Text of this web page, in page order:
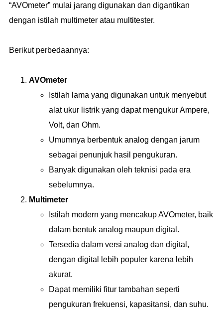
“AVOmeter” mulai jarang digunakan dan digantikan
dengan istilah multimeter atau multitester.
Berikut perbedaannya:
AVOmeter
Istilah lama yang digunakan untuk menyebut
alat ukur listrik yang dapat mengukur Ampere,
Volt, dan Ohm.
Umumnya berbentuk analog dengan jarum
sebagai penunjuk hasil pengukuran.
Banyak digunakan oleh teknisi pada era
sebelumnya.
Multimeter
Istilah modern yang mencakup AVOmeter, baik
dalam bentuk analog maupun digital.
Tersedia dalam versi analog dan digital,
dengan digital lebih populer karena lebih
akurat.
Dapat memiliki fitur tambahan seperti
pengukuran frekuensi, kapasitansi, dan suhu.